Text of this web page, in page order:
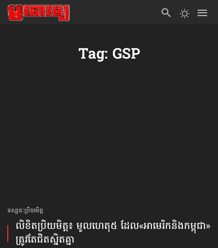
Tag: GSP
ទស្សនៈប្រិយមិត្ត
លិខិតប្រិយមិត្ត៖ មូលហេតុ៥ ដែល​«អាមេរិកនិង​កម្ពុជា»​
ត្រូវតែជិតស្និតគ្នា